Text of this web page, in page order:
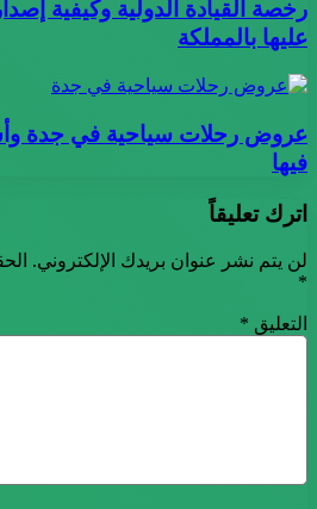
رخصة القيادة الدولية وكيفية
عليها بالمملكة
فيها
اترك تعليقاً
لن يتم نشر عنوان بريدك الإلكتروني.
*
التعليق *